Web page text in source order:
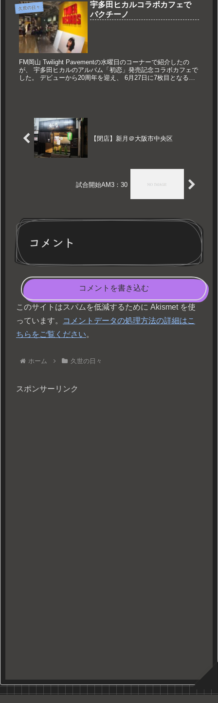
久世の日々
宇多田ヒカルコラボカフェで
パクチーノ
FM岡山 Twilight Pavementの水曜日のコーナーで紹介したの
が、 宇多田ヒカルのアルバム「初恋」発売記念コラボカフェで
した。 デビューから20周年を迎え、 6月27日に7枚目となるア
【閉店】新月＠大阪市中央区
試合開始AM3：30
コメント
コメントを書き込む
このサイトはスパムを低減するために Akismet を使
っています。
コメントデータの処理方法の詳細はこ
ちらをご覧ください。
ホーム 久世の日々
スポンサーリンク